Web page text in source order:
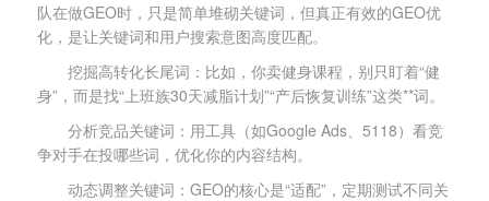
队在做GEO时，只是简单堆砌关键词，但真正有效的GEO优
化，是让关键词和用户搜索意图高度匹配。
挖掘高转化长尾词：比如，你卖健身课程，别只盯着“健
身”，而是找“上班族30天减脂计划”“产后恢复训练”这类**词。
分析竞品关键词：用工具（如Google Ads、5118）看竞
争对手在投哪些词，优化你的内容结构。
动态调整关键词：GEO的核心是“适配”，定期测试不同关